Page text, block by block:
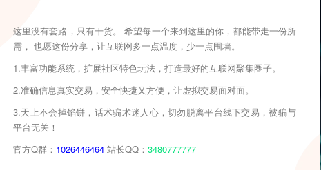
这里没有套路，只有干货。 希望每一个来到这里的你，都能带走一份所
需， 也愿这份分享，让互联网多一点温度，少一点围墙。
1.丰富功能系统，扩展社区特色玩法，打造最好的互联网聚集圈子。
2.准确信息真实交易，安全快捷又方便，让虚拟交易面对面。
3.天上不会掉馅饼，话术骗术迷人心，切勿脱离平台线下交易，被骗与
平台无关！
官方Q群： 1026446464 站长QQ： 3480777777